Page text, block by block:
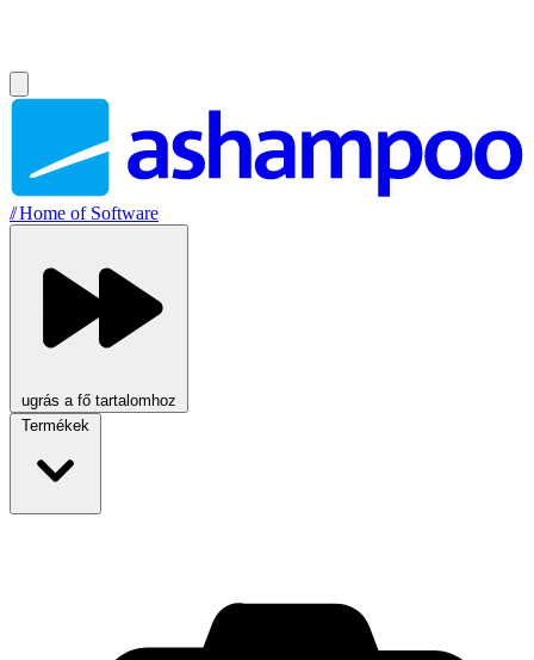
//Home of Software
ugrás a fő tartalomhoz
Termékek